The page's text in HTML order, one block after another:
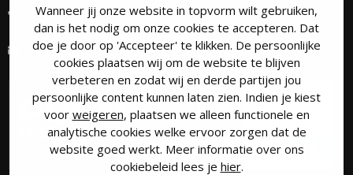
Wanneer jij onze website in topvorm wilt gebruiken,
dan is het nodig om onze cookies te accepteren. Dat
doe je door op 'Accepteer' te klikken. De persoonlijke
cookies plaatsen wij om de website te blijven
verbeteren en zodat wij en derde partijen jou
persoonlijke content kunnen laten zien. Indien je kiest
voor weigeren, plaatsen we alleen functionele en
analytische cookies welke ervoor zorgen dat de
website goed werkt. Meer informatie over ons
cookiebeleid lees je hier.
+31 493 31 73 97
contact@puurkozijn.nl